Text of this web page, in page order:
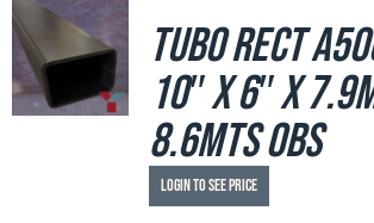
Tubo Rect
10″ x 6″ x
8.6mts OBS
Login to see price